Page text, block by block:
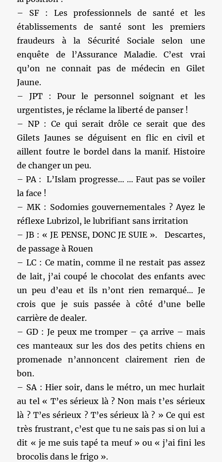
– SF : Les professionnels de santé et les
établissements de santé sont les premiers
fraudeurs à la Sécurité Sociale selon une
enquête de l’Assurance Maladie. C’est vrai
qu’on ne connait pas de médecin en Gilet
Jaune.
– JPT : Pour le personnel soignant et les
urgentistes, je réclame la liberté de panser !
– NP : Ce qui serait drôle ce serait que des
Gilets Jaunes se déguisent en flic en civil et
aillent foutre le bordel dans la manif. Histoire
de changer un peu.
– PA : L’Islam progresse… … Faut pas se voiler
la face !
– MK : Sodomies gouvernementales ? Ayez le
réflexe Lubrizol, le lubrifiant sans irritation
– JB : « JE PENSE, DONC JE SUIE ». Descartes,
de passage à Rouen
– LC : Ce matin, comme il ne restait pas assez
de lait, j’ai coupé le chocolat des enfants avec
un peu d’eau et ils n’ont rien remarqué… Je
crois que je suis passée à côté d’une belle
carrière de dealer.
– GD : Je peux me tromper – ça arrive – mais
ces manteaux sur les dos des petits chiens en
promenade n’annoncent clairement rien de
bon.
– SA : Hier soir, dans le métro, un mec hurlait
au tel « T’es sérieux là ? Non mais t’es sérieux
là ? T’es sérieux ? T’es sérieux là ? » Ce qui est
très frustrant, c’est que tu ne sais pas si on lui a
dit « je me suis tapé ta meuf » ou « j’ai fini les
brocolis dans le frigo ».